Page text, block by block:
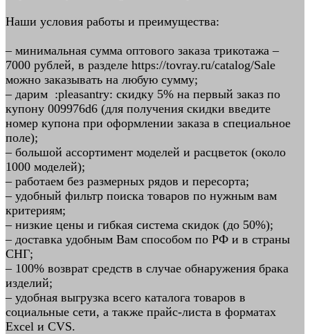
Наши условия работы и преимущества:
– минимальная сумма оптового заказа трикотажа –
7000 рублей, в разделе https://tovray.ru/catalog/Sale
можно заказывать на любую сумму;
– дарим :pleasantry: скидку 5% на первый заказ по
купону 009976d6 (для получения скидки введите
номер купона при оформлении заказа в специальное
поле);
– большой ассортимент моделей и расцветок (около
1000 моделей);
– работаем без размерных рядов и пересорта;
– удобный фильтр поиска товаров по нужным вам
критериям;
– низкие цены и гибкая система скидок (до 50%);
– доставка удобным Вам способом по РФ и в страны
СНГ;
– 100% возврат средств в случае обнаружения брака
изделий;
– удобная выгрузка всего каталога товаров в
социальные сети, а также прайс-листа в форматах
Excel и CVS.